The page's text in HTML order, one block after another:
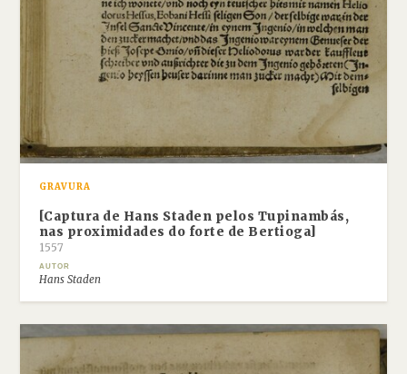
GRAVURA
[Captura de Hans Staden pelos Tupinambás,
nas proximidades do forte de Bertioga]
1557
AUTOR
Hans Staden